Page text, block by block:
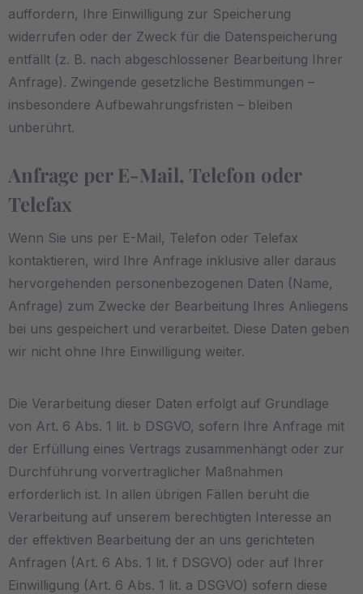
auffordern, Ihre Einwilligung zur Speicherung
widerrufen oder der Zweck für die Datenspeicherung
entfällt (z. B. nach abgeschlossener Bearbeitung Ihrer
Anfrage). Zwingende gesetzliche Bestimmungen –
insbesondere Aufbewahrungsfristen – bleiben
unberührt.
Anfrage per E-Mail, Telefon oder
Telefax
Wenn Sie uns per E-Mail, Telefon oder Telefax
kontaktieren, wird Ihre Anfrage inklusive aller daraus
hervorgehenden personenbezogenen Daten (Name,
Anfrage) zum Zwecke der Bearbeitung Ihres Anliegens
bei uns gespeichert und verarbeitet. Diese Daten geben
wir nicht ohne Ihre Einwilligung weiter.
Die Verarbeitung dieser Daten erfolgt auf Grundlage
von Art. 6 Abs. 1 lit. b DSGVO, sofern Ihre Anfrage mit
der Erfüllung eines Vertrags zusammenhängt oder zur
Durchführung vorvertraglicher Maßnahmen
erforderlich ist. In allen übrigen Fällen beruht die
Verarbeitung auf unserem berechtigten Interesse an
der effektiven Bearbeitung der an uns gerichteten
Anfragen (Art. 6 Abs. 1 lit. f DSGVO) oder auf Ihrer
Einwilligung (Art. 6 Abs. 1 lit. a DSGVO) sofern diese